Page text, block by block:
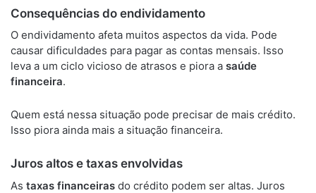
Consequências do endividamento
O endividamento afeta muitos aspectos da vida. Pode
causar dificuldades para pagar as contas mensais. Isso
leva a um ciclo vicioso de atrasos e piora a saúde
financeira.
Quem está nessa situação pode precisar de mais crédito.
Isso piora ainda mais a situação financeira.
Juros altos e taxas envolvidas
As taxas financeiras do crédito podem ser altas. Juros